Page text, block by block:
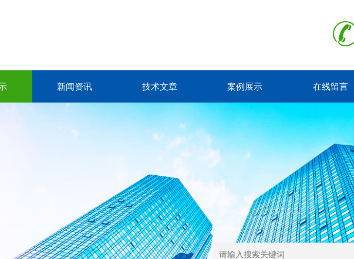
新闻资讯 技术文章 案例展示 在线留言